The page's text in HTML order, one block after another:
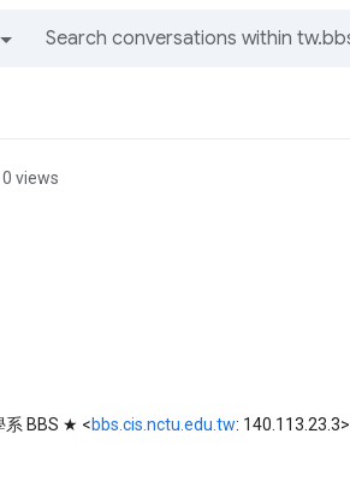
0 views
系 BBS ★ <bbs.cis.nctu.edu.tw: 140.113.23.3>